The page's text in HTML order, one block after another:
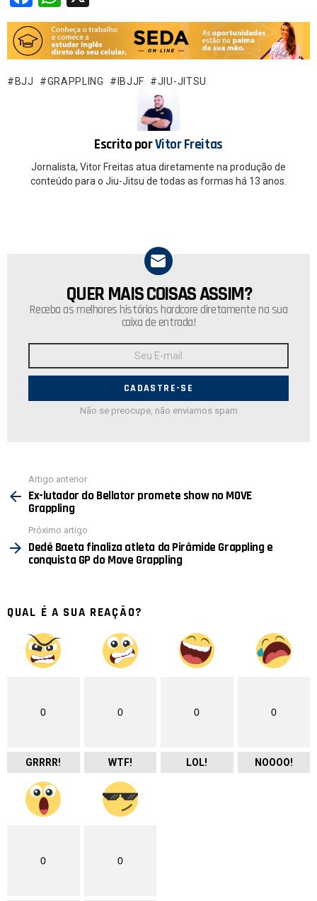
a
ce
b
o
h
at
s
A
BJJ GRAPPLING IBJJF JIU-JITSU
Escrito porVitor Freitas
Jornalista, Vitor Freitas atua diretamente na produção de
conteúdo para o Jiu-Jitsu de todas as formas há 13 anos.
NEWSLETTER
QUER MAIS COISAS ASSIM?
Receba as melhores histórias hardcore diretamente na sua
caixa de entrada!
E-
Não se preocupe, não enviamos spam
mais
Artigo anterior
Ex-lutador do Bellator promete show no MOVE
Grappling
Próximo artigo
Dedé Baeta finaliza atleta da Pirâmide Grappling e
conquista GP do Move Grappling
QUAL É A SUA REAÇÃO?
0
GRRRR!
0
WTF!
0
LOL!
0
NOOOO!
0 0